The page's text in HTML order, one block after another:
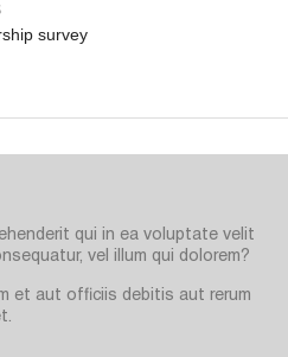
survey
qui in ea voluptate velit
vel illum qui dolorem?
et aut officiis debitis aut rerum